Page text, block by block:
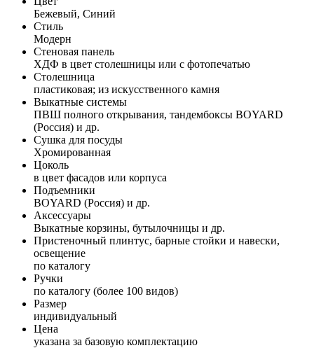
Бежевый, Синий
Стиль
Модерн
Стеновая панель
ХДФ в цвет столешницы или с фотопечатью
Столешница
пластиковая; из искусственного камня
Выкатные системы
ПВШ полного открывания, тандембоксы BOYARD
(Россия) и др.
Сушка для посуды
Хромированная
Цоколь
в цвет фасадов или корпуса
Подъемники
BOYARD (Россия) и др.
Аксессуары
Выкатные корзины, бутылочницы и др.
Пристеночный плинтус, барные стойки и навески,
освещение
по каталогу
Ручки
по каталогу (более 100 видов)
Размер
индивидуальный
Цена
указана за базовую комплектацию